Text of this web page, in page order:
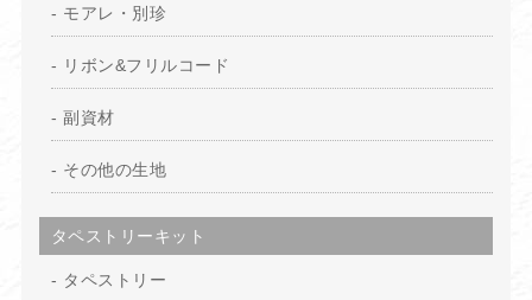
モアレ・別珍
リボン&フリルコード
副資材
その他の生地
タペストリーキット
タペストリー